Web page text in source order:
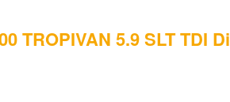
TROPIVAN 5.9 SLT TDI